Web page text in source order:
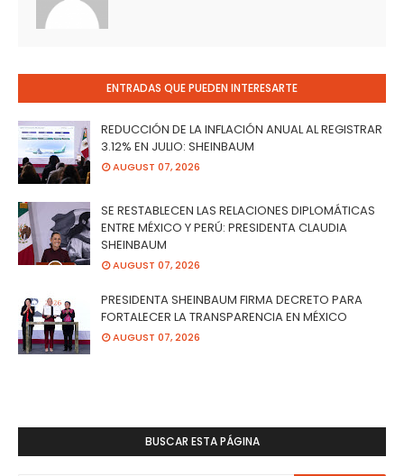
ENTRADAS QUE PUEDEN INTERESARTE
REDUCCIÓN DE LA INFLACIÓN ANUAL AL REGISTRAR
3.12% EN JULIO: SHEINBAUM
AUGUST 07, 2026
SE RESTABLECEN LAS RELACIONES DIPLOMÁTICAS
ENTRE MÉXICO Y PERÚ: PRESIDENTA CLAUDIA
SHEINBAUM
AUGUST 07, 2026
PRESIDENTA SHEINBAUM FIRMA DECRETO PARA
FORTALECER LA TRANSPARENCIA EN MÉXICO
AUGUST 07, 2026
BUSCAR ESTA PÁGINA